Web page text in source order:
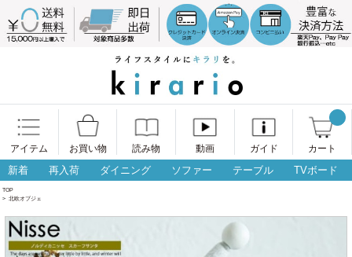
アイテム お買い物 読み物 動画 ガイド カート
新着 再入荷 ダイニング ソファー テーブル TVボード
TOP
> 北欧オブジェ